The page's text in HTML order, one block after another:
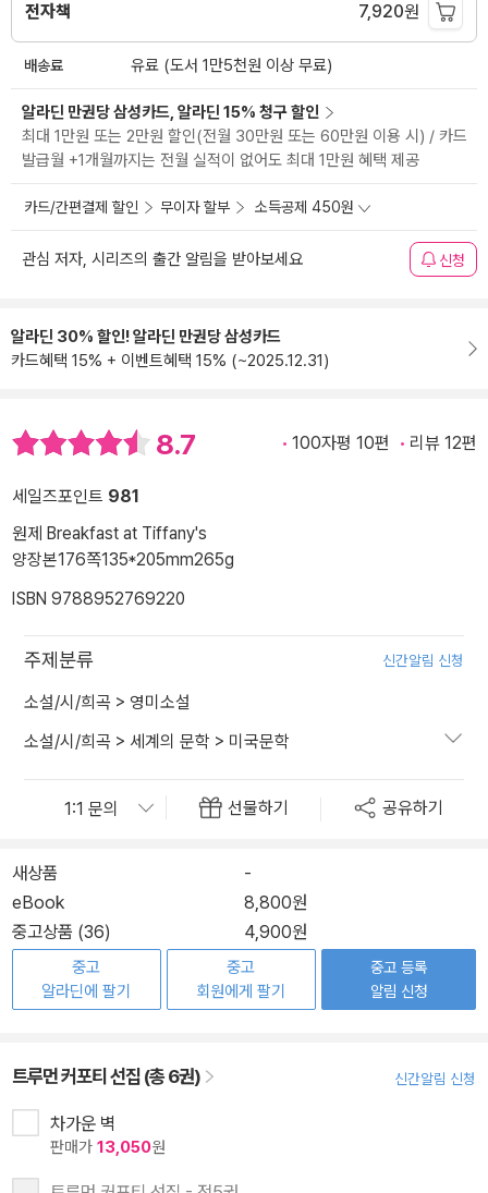
전자책 7,920원
배송료 유료 (도서 1만5천원 이상 무료)
알라딘 만권당 삼성카드, 알라딘 15% 청구 할인
최대 1만원 또는 2만원 할인(전월 30만원 또는 60만원 이용 시) / 카드
발급월 +1개월까지는 전월 실적이 없어도 최대 1만원 혜택 제공
카드/간편결제 할인 무이자 할부 소득공제 450원
관심 저자, 시리즈의 출간 알림을 받아보세요 신청
알라딘 30% 할인! 알라딘 만권당 삼성카드
카드혜택 15% + 이벤트혜택 15% (~2025.12.31)
8.7 100자평 10편 리뷰 12편
세일즈포인트 981
원제 Breakfast at Tiffany's
양장본176쪽135*205mm265g
ISBN 9788952769220
주제분류 신간알림 신청
소설/시/희곡 > 영미소설
소설/시/희곡 > 세계의 문학 > 미국문학
선물하기 공유하기
새상품
-
eBook
8,800원
중고상품 (36)
4,900원
중고
알라딘에 팔기
중고
회원에게 팔기
중고 등록
알림 신청
트루먼 커포티 선집 (총 6권) 신간알림 신청
차가운 벽
판매가 13,050원